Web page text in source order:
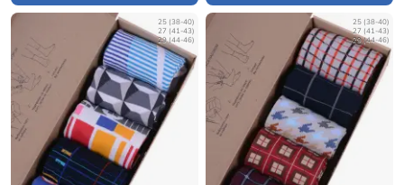
25 (38-40)
27 (41-43)
29 (44-46)
25 (38-40)
27 (41-43)
29 (44-46)